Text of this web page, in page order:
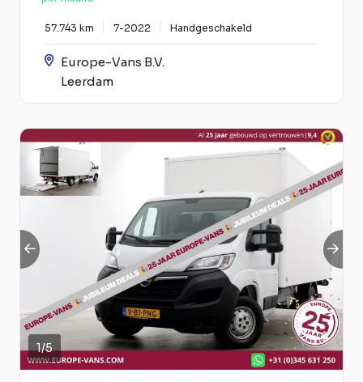
57.743 km 7-2022 Handgeschakeld
Europe-Vans B.V.
Leerdam
1/5